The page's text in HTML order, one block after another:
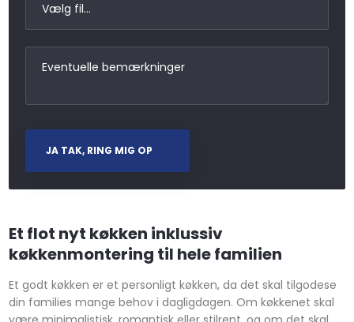
Et flot nyt køkken inklussiv
køkkenmontering til hele familien
Et godt køkken er et personligt køkken, da det skal tilgodese
din families mange behov i dagligdagen. Om køkkenet skal